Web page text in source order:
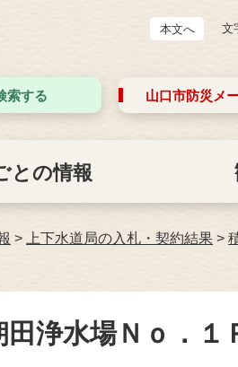
本文へ 文
索する 山口市防災 メ
との情報
> 上下水道局の入札・契約結果 >
浄水場Ｎｏ．１